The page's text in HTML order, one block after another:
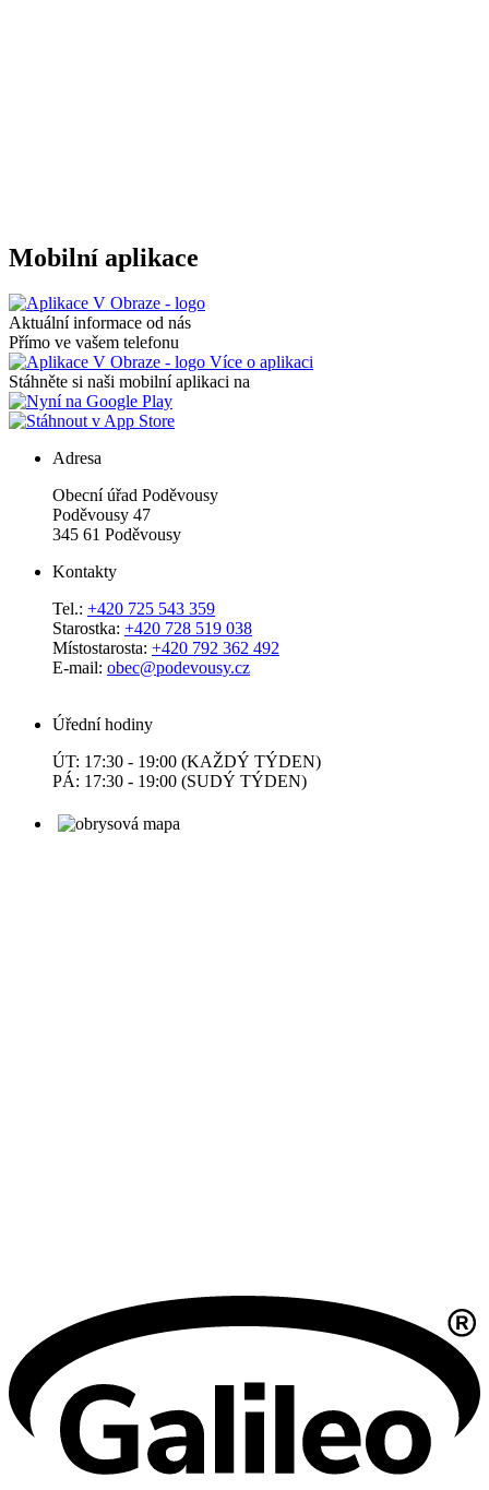
Mobilní aplikace
Aktuální informace od nás
Přímo ve vašem telefonu
Více o aplikaci
Stáhněte si naši mobilní aplikaci na
Adresa
Obecní úřad Poděvousy
Poděvousy 47
345 61 Poděvousy
Kontakty
Tel.: +420 725 543 359
Starostka: +420 728 519 038
Místostarosta: +420 792 362 492
E-mail: obec@podevousy.cz
Úřední hodiny
ÚT: 17:30 - 19:00 (KAŽDÝ TÝDEN)
PÁ: 17:30 - 19:00 (SUDÝ TÝDEN)